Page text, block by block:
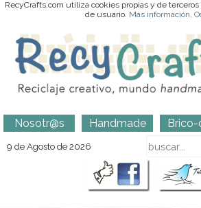
RecyCrafts.com utiliza cookies propias y de
de usuario. Más información.
Nosotr@s Handmade
9 de Agosto de 2026